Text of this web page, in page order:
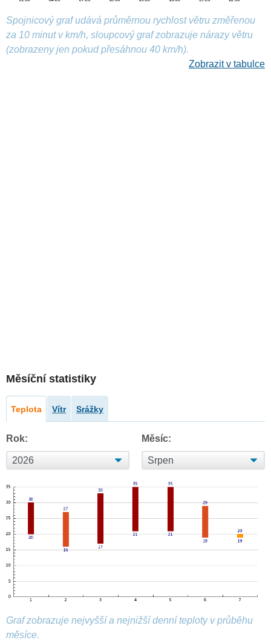
Spojnicový graf udává průměrnou rychlost větru změřenou
za 10 minut v km/h, sloupcový graf zobrazuje nárazy větru
(zobrazeny jen pokud přesáhnou 40 km/h).
Zobrazit v tabulce
Měsíční statistiky
Teplota Vítr Srážky
Rok: Měsíc:
Graf zobrazuje nejvyšší a nejnižší denní teploty v průběhu
měsíce.